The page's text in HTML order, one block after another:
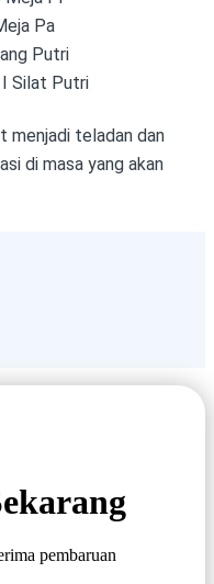
Pa
Putri
I Silat Putri
menjadi teladan dan
di masa yang akan
pembaruan